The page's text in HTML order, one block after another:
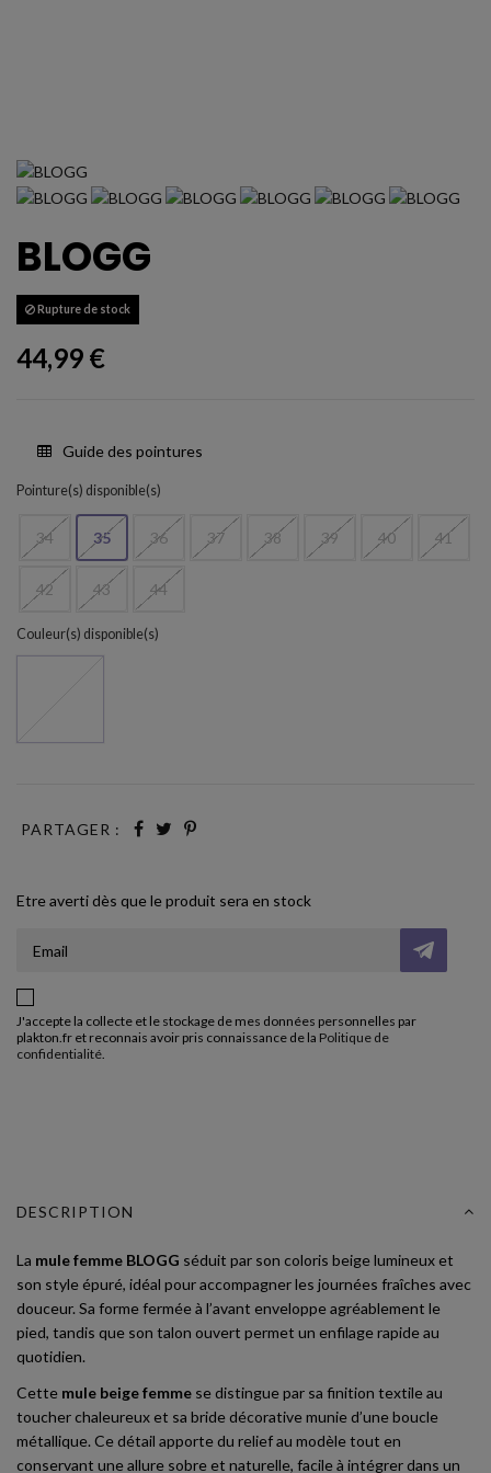
BLOGG
Rupture de stock
44,99 €
Guide des pointures
Pointure(s) disponible(s)
34 35 36 37 38 39 40 41
42 43 44
Couleur(s) disponible(s)
PARTAGER :
Etre averti dès que le produit sera en stock
J'accepte la collecte et le stockage de mes données personnelles par
plakton.fr et reconnais avoir pris connaissance de la Politique de
confidentialité.
DESCRIPTION
La mule femme BLOGG séduit par son coloris beige lumineux et
son style épuré, idéal pour accompagner les journées fraîches avec
douceur. Sa forme fermée à l’avant enveloppe agréablement le
pied, tandis que son talon ouvert permet un enfilage rapide au
quotidien.
Cette mule beige femme se distingue par sa finition textile au
toucher chaleureux et sa bride décorative munie d’une boucle
métallique. Ce détail apporte du relief au modèle tout en
conservant une allure sobre et naturelle, facile à intégrer dans un